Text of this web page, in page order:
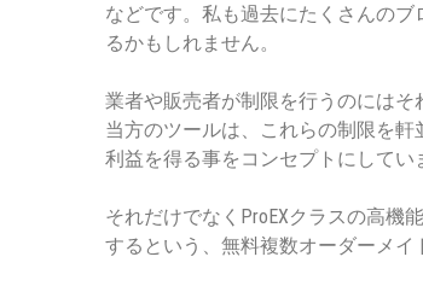
などです。私も過去にたくさんの
るかもしれません。
業者や販売者が制限を行うのには
当方のツールは、これらの制限を
利益を得る事をコンセプトにしてい
それだけでなくProEXクラスの高機
するという、無料複数オーダーメイ